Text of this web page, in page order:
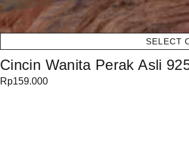
SELECT
Cincin Wanita Perak Asli
Rp159.000